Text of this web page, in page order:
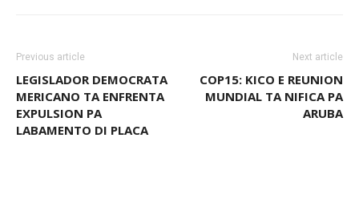
Previous article
LEGISLADOR DEMOCRATA
MERICANO TA ENFRENTA
EXPULSION PA
LABAMENTO DI PLACA
Next article
COP15: KICO E REUNION
MUNDIAL TA NIFICA PA
ARUBA